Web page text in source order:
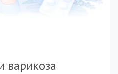
варикоза